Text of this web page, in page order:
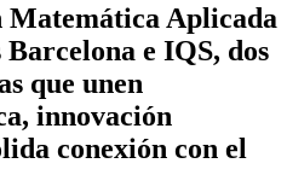
Matemática Aplicada
e IQS, dos
que unen
innovación
conexión con el